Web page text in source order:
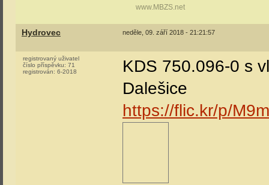
www.MBZS.net
Hydrovec neděle, 09. září 2018 - 21:21:57
registrovaný uživatel
číslo příspěvku: 71
registrován: 6-2018
KDS 750.096-0 s
Dalešice
https://flic.kr/p/